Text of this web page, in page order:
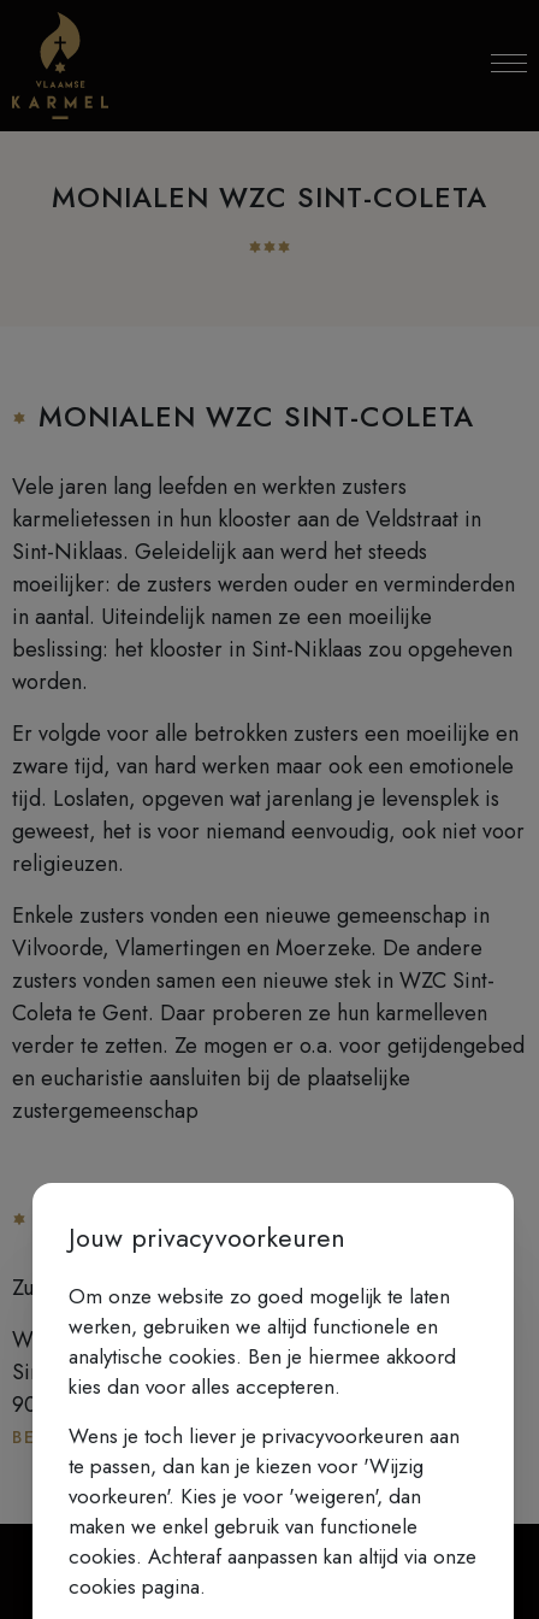
Skip to content
MONIALEN WZC SINT-COLETA
MONIALEN WZC SINT-COLETA
Vele jaren lang leefden en werkten zusters
karmelietessen in hun klooster aan de Veldstraat in
Sint-Niklaas. Geleidelijk aan werd het steeds
moeilijker: de zusters werden ouder en verminderden
in aantal. Uiteindelijk namen ze een moeilijke
beslissing: het klooster in Sint-Niklaas zou opgeheven
worden.
Er volgde voor alle betrokken zusters een moeilijke en
zware tijd, van hard werken maar ook een emotionele
tijd. Loslaten, opgeven wat jarenlang je levensplek is
geweest, het is voor niemand eenvoudig, ook niet voor
religieuzen.
Enkele zusters vonden een nieuwe gemeenschap in
Vilvoorde, Vlamertingen en Moerzeke. De andere
zusters vonden samen een nieuwe stek in WZC Sint-
Coleta te Gent. Daar proberen ze hun karmelleven
verder te zetten. Ze mogen er o.a. voor getijdengebed
en eucharistie aansluiten bij de plaatselijke
zustergemeenschap
Zusters Karmelietessen
WZC Sint-Colleta
Sint-Coletastraat
9000 Gent
BEZOEK DE WEBSITE
Jouw privacyvoorkeuren
Om onze website zo goed mogelijk te laten
werken, gebruiken we altijd functionele en
analytische cookies. Ben je hiermee akkoord
kies dan voor alles accepteren.
Wens je toch liever je privacyvoorkeuren aan
te passen, dan kan je kiezen voor 'Wijzig
voorkeuren'. Kies je voor 'weigeren', dan
maken we enkel gebruik van functionele
cookies. Achteraf aanpassen kan altijd via onze
cookies pagina.